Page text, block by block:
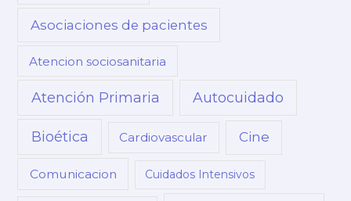
Asociaciones de pacientes
Atencion sociosanitaria
Atención Primaria Autocuidado
Bioética Cardiovascular Cine
Comunicacion Cuidados Intensivos